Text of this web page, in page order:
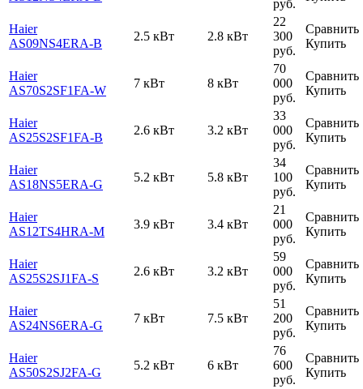
руб.
Haier
AS09NS4ERA-B
2.5 кВт 2.8 кВт
22
300
руб.
Сравнить
Купить
Haier
AS70S2SF1FA-W
7 кВт 8 кВт
70
000
руб.
Сравнить
Купить
Haier
AS25S2SF1FA-B
2.6 кВт 3.2 кВт
33
000
руб.
Сравнить
Купить
Haier
AS18NS5ERA-G
5.2 кВт 5.8 кВт
34
100
руб.
Сравнить
Купить
Haier
AS12TS4HRA-M
3.9 кВт 3.4 кВт
21
000
руб.
Сравнить
Купить
Haier
AS25S2SJ1FA-S
2.6 кВт 3.2 кВт
59
000
руб.
Сравнить
Купить
Haier
AS24NS6ERA-G
7 кВт 7.5 кВт
51
200
руб.
Сравнить
Купить
Haier
AS50S2SJ2FA-G
5.2 кВт 6 кВт
76
600
руб.
Сравнить
Купить